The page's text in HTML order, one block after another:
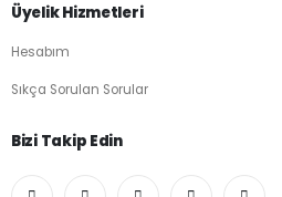
Üyelik Hizmetleri
Hesabım
Sıkça Sorulan Sorular
Bizi Takip Edin